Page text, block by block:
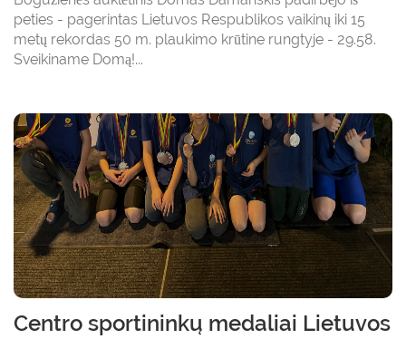
peties - pagerintas Lietuvos Respublikos vaikinų iki 15
metų rekordas 50 m. plaukimo krūtine rungtyje - 29.58.
Sveikiname Domą!...
Centro sportininkų medaliai Lietuvos